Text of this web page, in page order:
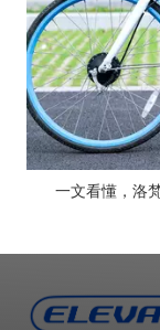
一文看懂，洛